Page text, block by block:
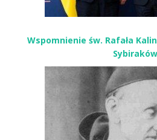
Wspomnienie św. Rafała
Sybiraków